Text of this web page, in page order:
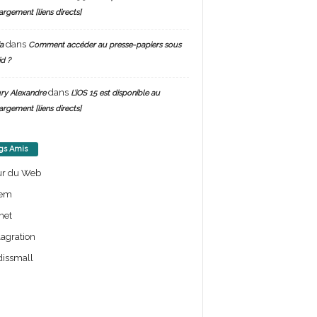
[liens directs]
dans Comment accéder au presse-papiers sous
?
Alexandredans L’iOS 15 est disponible au
[liens directs]
Amis
du Web